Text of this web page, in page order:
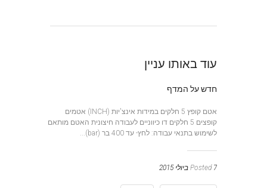
עוד באותו עניין
חדש על המדף
אטם קופץ 5 חלקים במידות אינצ'יות (INCH) אטמים
קופצים 5 חלקים דו כיווניים לעבודה חיצונית האטם מותאם
לשימוש בתנאי עבודה: לחץ- עד 400 בר (bar)...
Posted 7 ביולי 2015